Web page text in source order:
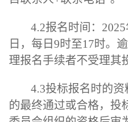
4.2报名时间： 2025
日，每日9时至17时。
理报名手续者不受理其
4.3投标报名时的
的最终通过或合格，投